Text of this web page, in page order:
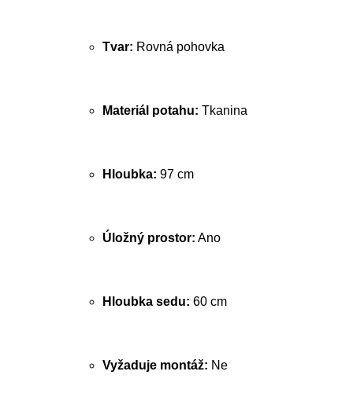
Tvar: Rovná pohovka
Materiál potahu: Tkanina
Hloubka: 97 cm
Úložný prostor: Ano
Hloubka sedu: 60 cm
Vyžaduje montáž: Ne